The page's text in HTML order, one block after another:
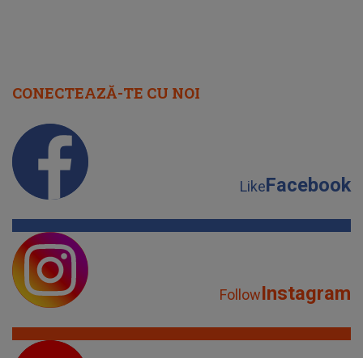
CONECTEAZĂ-TE CU NOI
LikeFacebook
FollowInstagram